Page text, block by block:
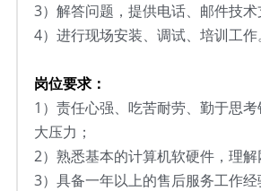
3） 解答问题，提供电话、邮件技术
4） 进行现场安装、调试、培训工作。
岗位要求：
1） 责任心强、吃苦耐劳、勤于思
大压力；
2） 熟悉基本的计算机软硬件，理解
3） 具备一年以上的售后服务工作经